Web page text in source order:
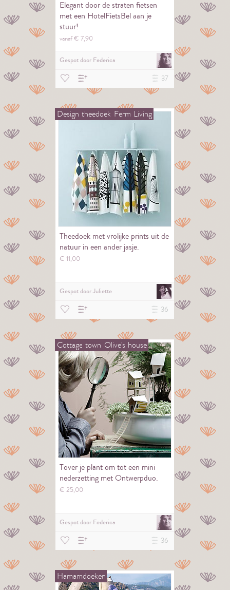
Elegant door de straten fietsen
met een HotelFietsBel aan je
stuur!
vanaf €7,90
Gespot door Federica
37
Design theedoek Ferm Living
Theedoek met vrolijke prints uit de
natuur in een ander jasje.
€ 11,00
Gespot doorJuliette
36
Cottage town Olive's house
Tover je plant om tot een mini
nederzetting met Ontwerpduo.
€25,00
Gespot door Federica
36
Hamamdoeken